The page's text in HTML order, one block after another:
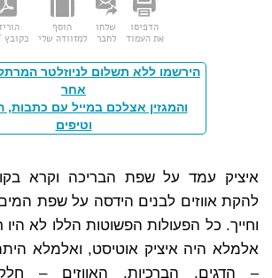
הדפיסו
את העמוד
שלחו
לחבר
הוסף
למזוודה שלי
כקובץ PDF
הירשמו ללא תשלום לניוזלטר
אחר
והמגזין אצלכם במייל עם כתבות,
וטיפים
איציק עמד על שפת הבריכה וקרא
להקת אווזים לבנים הידסה על שפת
וחייך. כל הפעולות הפשוטות הללו לא היו
אלמלא היה איציק אוטיסט, ואלמלא
– הדגים, הברכיות, האווזים –